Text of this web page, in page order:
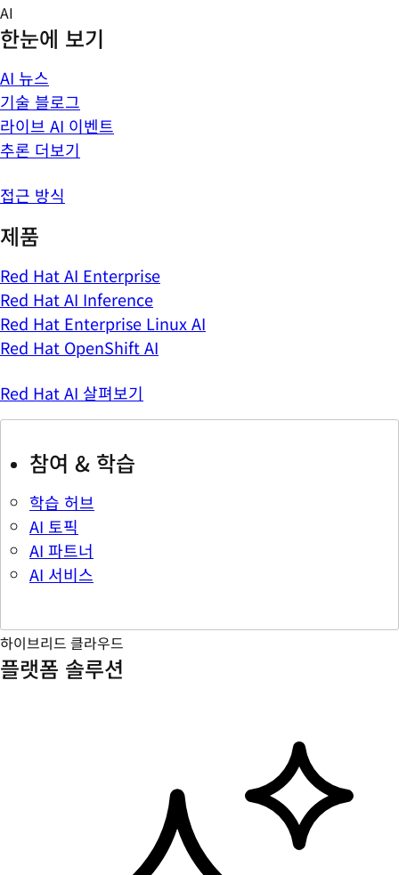
Skip
to
content
AI
한눈에 보기
AI 뉴스
기술 블로그
라이브 AI 이벤트
추론 더보기
접근 방식
제품
Red Hat AI Enterprise
Red Hat AI Inference
Red Hat Enterprise Linux AI
Red Hat OpenShift AI
Red Hat AI 살펴보기
참여 & 학습
학습 허브
AI 토픽
AI 파트너
AI 서비스
하이브리드 클라우드
플랫폼 솔루션